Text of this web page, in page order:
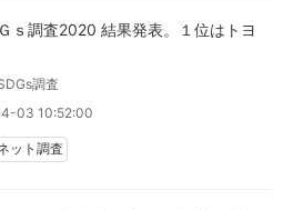
ｓ調査2020 結果発表。１位はトヨ
調査
03 10:52:00
ット調査